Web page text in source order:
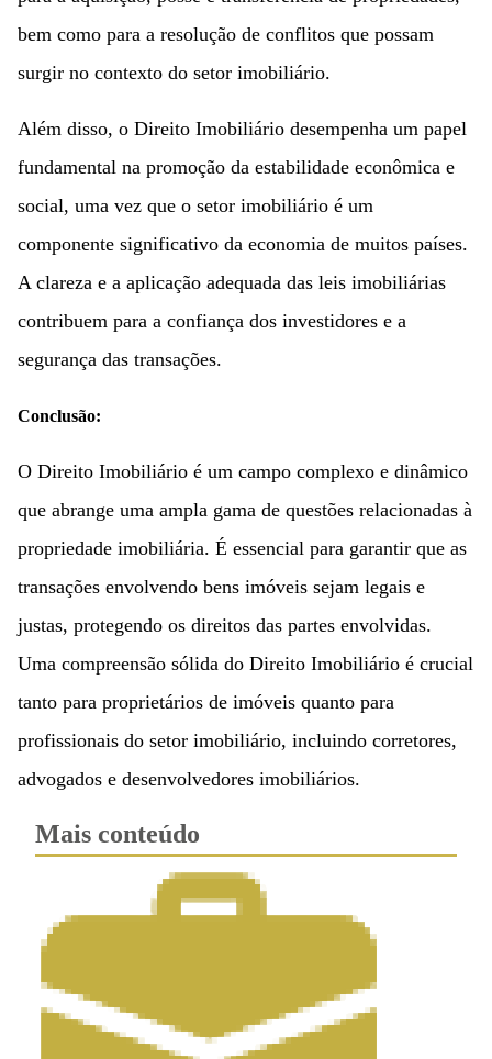
bem como para a resolução de conflitos que possam
surgir no contexto do setor imobiliário.
Além disso, o Direito Imobiliário desempenha um papel
fundamental na promoção da estabilidade econômica e
social, uma vez que o setor imobiliário é um
componente significativo da economia de muitos países.
A clareza e a aplicação adequada das leis imobiliárias
contribuem para a confiança dos investidores e a
segurança das transações.
Conclusão:
O Direito Imobiliário é um campo complexo e dinâmico
que abrange uma ampla gama de questões relacionadas à
propriedade imobiliária. É essencial para garantir que as
transações envolvendo bens imóveis sejam legais e
justas, protegendo os direitos das partes envolvidas.
Uma compreensão sólida do Direito Imobiliário é crucial
tanto para proprietários de imóveis quanto para
profissionais do setor imobiliário, incluindo corretores,
advogados e desenvolvedores imobiliários.
Mais conteúdo